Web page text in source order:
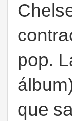
pop.
que